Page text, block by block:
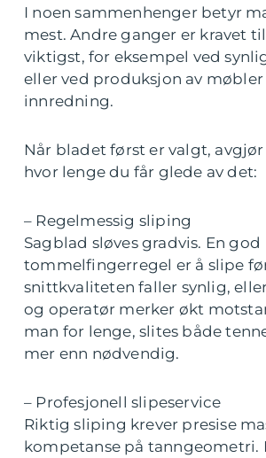
I noen sammenhenger betyr
mest. Andre ganger er kravet
viktigst, for eksempel ved
eller ved produksjon av møbler
innredning.
Når bladet først er valgt,
hvor lenge du får glede av det:
– Regelmessig sliping
Sagblad sløves gradvis. En god
tommelfingerregel er å slipe
snittkvaliteten faller synlig,
og operatør merker økt
man for lenge, slites både
mer enn nødvendig.
– Profesjonell slipeservice
Riktig sliping krever presise
kompetanse på tanngeometri.